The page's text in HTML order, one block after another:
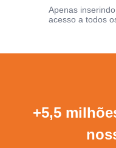
Apenas
acesso a todos
+5,5